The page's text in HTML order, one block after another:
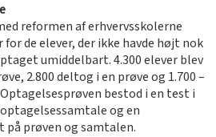
reformen af erhvervsskolerne
de elever, der ikke havde højt nok
umiddelbart. 4.300 elever blev
2.800 deltog i en prøve og 1.700 –
bestod i en test i
og en
på prøven og samtalen.